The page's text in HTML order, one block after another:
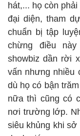
hát,... họ còn
đại diện, tham
chuẩn bị tập
chừng điều
showbiz dần rời
vấn nhưng nhiều
dù họ có bận
nữa thì cũng có
nơi trường lớp.
siêu khủng khi